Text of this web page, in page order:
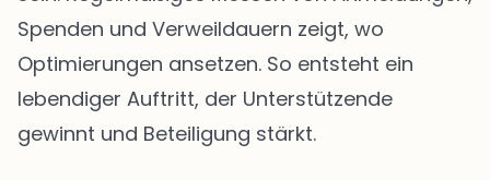
Spenden und Verweildauern zeigt, wo
Optimierungen ansetzen. So entsteht ein
lebendiger Auftritt, der Unterstützende
gewinnt und Beteiligung stärkt.